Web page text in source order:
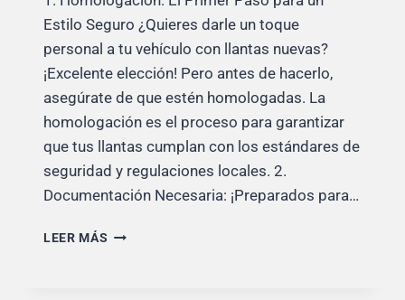
Estilo Seguro ¿Quieres darle un toque
personal a tu vehículo con llantas nuevas?
¡Excelente elección! Pero antes de hacerlo,
asegúrate de que estén homologadas. La
homologación es el proceso para garantizar
que tus llantas cumplan con los estándares de
seguridad y regulaciones locales. 2.
Documentación Necesaria: ¡Preparados para…
LEER MÁS HOMOLOGAR